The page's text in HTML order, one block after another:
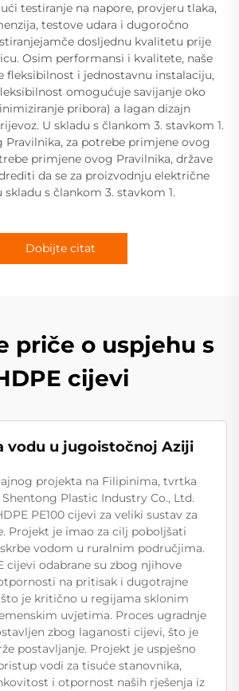
testiranje na napore, provjeru tlaka,
testove udara i dugoročno
dosljednu kvalitetu prije
Osim performansi i kvalitete, naše
fleksibilnost i jednostavnu instalaciju,
omogućuje savijanje oko
pribora) a lagan dizajn
U skladu s člankom 3. stavkom 1.
Pravilnika, za potrebe primjene ovog
primjene ovog Pravilnika, države
da se za proizvodnju električne
skladu s člankom 3. stavkom 1.
Dobijte citat
priče o uspjehu s
cijevi
vodu u jugoistočnoj Aziji
projekta na Filipinima, tvrtka
Plastic Industry Co., Ltd.
PE100 cijevi za veliki sustav za
Projekt je imao za cilj poboljšati
vodom u ruralnim područjima.
cijevi odabrane su zbog njihove
na pritisak i dugotrajne
je kritično u regijama sklonim
uvjetima. Proces ugradnje
zbog laganosti cijevi, što je
postavljanje. Projekt je uspješno
vodi za tisuće stanovnika,
i otpornost naših rješenja iz